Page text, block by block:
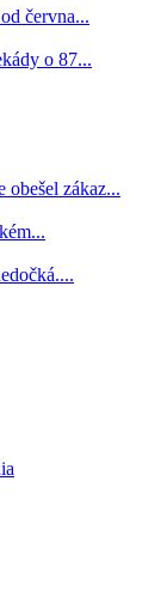
června...
o 87...
obešel zákaz...